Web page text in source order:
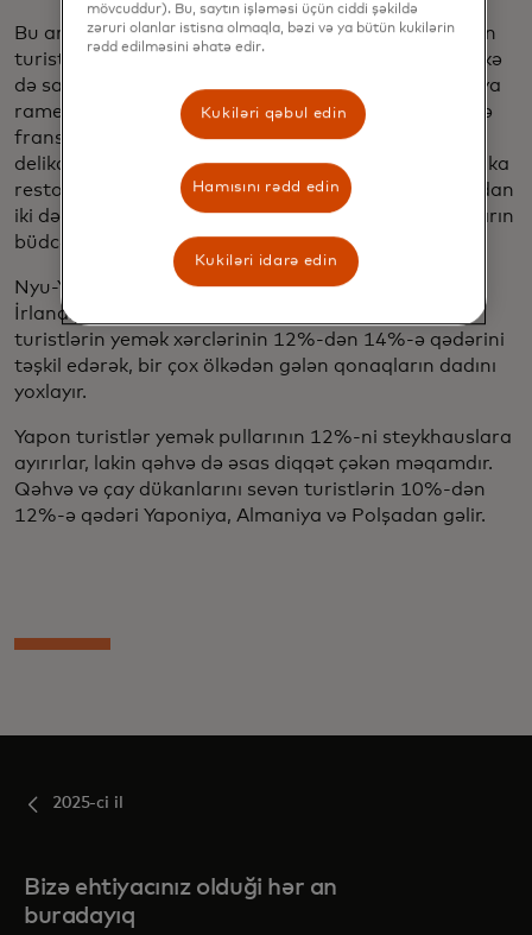
Bu arada, Böyük Britaniya, İtaliya və Fransadan olan
turistlər bir az daha macəraçı görünürlər (və ya bəlkə
də sadəcə Amerika rarebiti, rigatoni, ratatouille və ya
ramen haqqında daha aşağı fikirdədirlər). İtalyan və
fransız turistlər yemək büdcələrinin dörddə birini
delikateslər, restoranlar və burger yerləri kimi Amerika
restoranlarında xərcləyirlər - digər turistlərin sayından
iki dəfə çox - halbuki amerikalı yeməklər britaniyalıların
büdcəsinin tam üçdə birini təşkil edir.
Nyu-York şəhərinin italyan restoranları, Kanada,
İrlandiya, Səudiyyə Ərəbistanı və İsveçrədən gələn
turistlərin yemək xərclərinin 12%-dən 14%-ə qədərini
təşkil edərək, bir çox ölkədən gələn qonaqların dadını
yoxlayır.
Yapon turistlər yemək pullarının 12%-ni steykhauslara
ayırırlar, lakin qəhvə də əsas diqqət çəkən məqamdır.
Qəhvə və çay dükanlarını sevən turistlərin 10%-dən
12%-ə qədəri Yaponiya, Almaniya və Polşadan gəlir.
2025-ci il
Bizə ehtiyacınız olduği hər an
buradayıq
mövcuddur). Bu, saytın işləməsi üçün ciddi şəkildə
zəruri olanlar istisna olmaqla, bəzi və ya bütün kukilərin
rədd edilməsini əhatə edir.
Kukiləri qəbul edin
Hamısını rədd edin
Kukiləri idarə edin